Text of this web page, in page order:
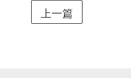
上一篇